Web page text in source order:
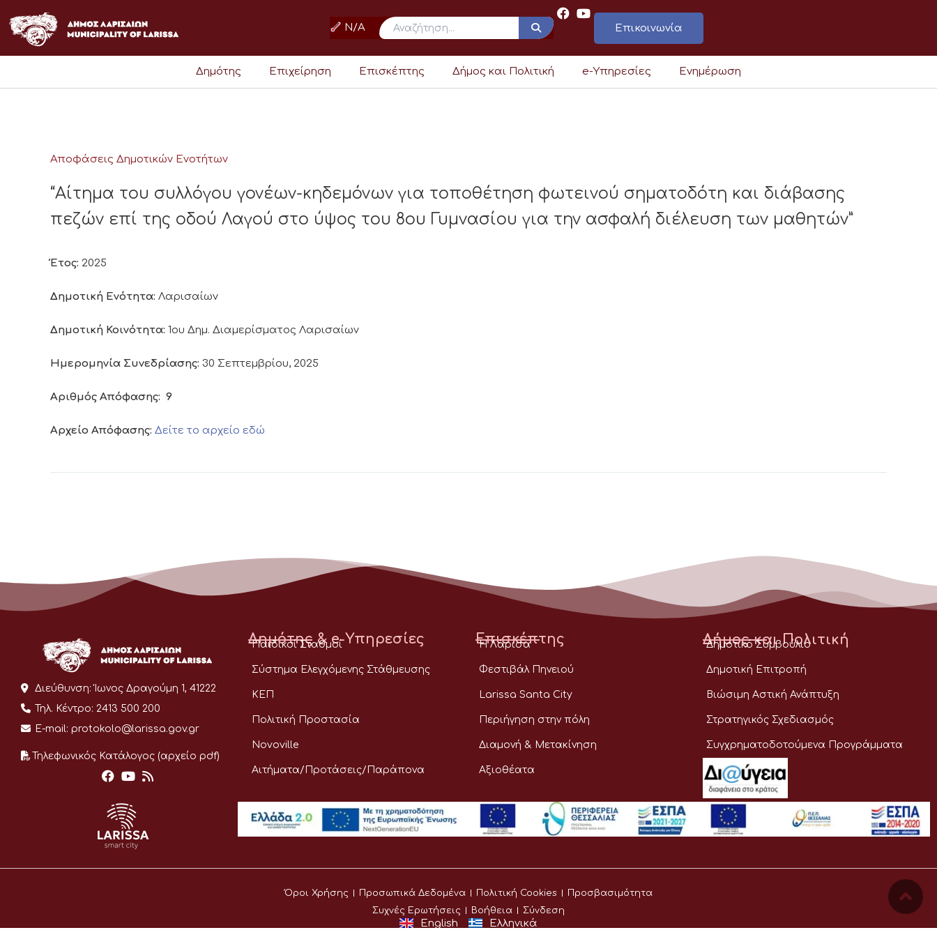
στο
περιεχόμενο
N/A Επικοινωνία
Δημότης Επιχείρηση Επισκέπτης Δήμος και Πολιτική e-Υπηρεσίες Ενημέρωση
Αποφάσεις Δημοτικών Ενοτήτων
“Αίτημα του συλλόγου γονέων-κηδεμόνων για τοποθέτηση φωτεινού σηματοδότη και διάβασης
πεζών επί της οδού Λαγού στο ύψος του 8ου Γυμνασίου για την ασφαλή διέλευση των μαθητών”
Έτος: 2025
Δημοτική Ενότητα: Λαρισαίων
Δημοτική Κοινότητα: 1ου Δημ. Διαμερίσματος Λαρισαίων
Ημερομηνία Συνεδρίασης: 30 Σεπτεμβρίου, 2025
Αριθμός Απόφασης: 9
Αρχείο Απόφασης: Δείτε το αρχείο εδώ
Διεύθυνση: Ίωνος Δραγούμη 1, 41222
Τηλ. Κέντρο: 2413 500 200
E-mail: protokolo@larissa.gov.gr
Τηλεφωνικός Κατάλογος (αρχείο pdf)
Δημότης & e-Υπηρεσίες
Παιδικοί Σταθμοί
Σύστημα Ελεγχόμενης Στάθμευσης
ΚΕΠ
Πολιτική Προστασία
Novoville
Αιτήματα/Προτάσεις/Παράπονα
Επισκέπτης
Η Λάρισα
Φεστιβάλ Πηνειού
Larissa Santa City
Περιήγηση στην πόλη
Διαμονή & Μετακίνηση
Αξιοθέατα
Δήμος και Πολιτική
Δημοτικό Συμβούλιο
Δημοτική Επιτροπή
Βιώσιμη Αστική Ανάπτυξη
Στρατηγικός Σχεδιασμός
Συγχρηματοδοτούμενα Προγράμματα
Όροι Χρήσης Προσωπικά Δεδομένα Πολιτική Cookies
Προσβασιμότητα
Συχνές Ερωτήσεις
Βοήθεια Σύνδεση
English Ελληνικά